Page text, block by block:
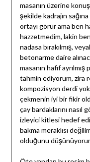
masanın üzerine
şekilde kadrajın
ortayı görür ama ben
hazzetmedim, lakin
nadasa bırakılmış,
betonarme daire
masanın hafif
tahmin ediyorum, zira
kompozisyon derdi
çekmenin iyi bir fikir
çay bardaklarını
izleyici kitlesi hedef
bakma meraklısı
olduğunu